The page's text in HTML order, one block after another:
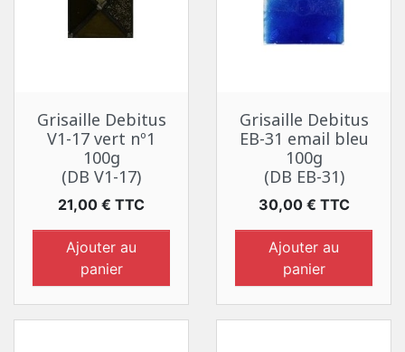
Grisaille Debitus
V1-17 vert nº1
100g
(DB V1-17)
Prix
21,00 € TTC
Ajouter au
panier
Grisaille Debitus
EB-31 email bleu
100g
(DB EB-31)
Prix
30,00 € TTC
Ajouter au
panier